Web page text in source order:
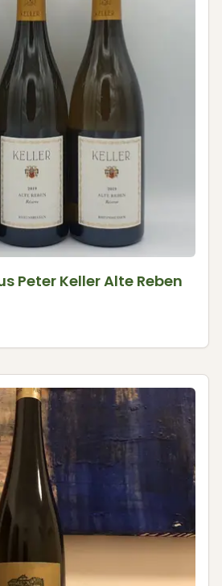
Peter Keller Alte Reben